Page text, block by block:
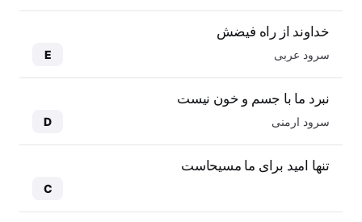
خداوند از راه فیضش
سرود عربی E
نبرد ما با جسم و خون نیست
سرود ارمنی D
تنها امید برای ما مسیحاست
C